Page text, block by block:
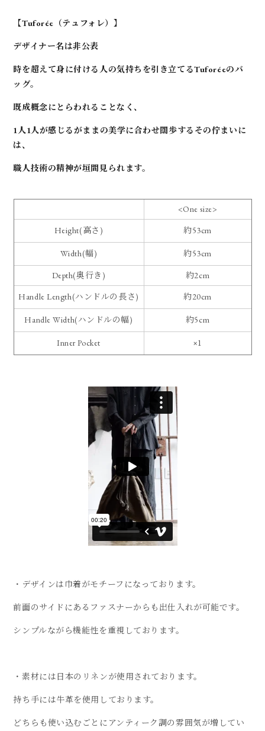
【Tuforée（テュフォレ）】
デザイナー名は非公表
時を超えて身に付ける人の気持ちを引き立てるTuforéeのバ
ッグ。
既成概念にとらわれることなく、
1人1人が感じるがままの美学に合わせ闊歩するその佇まいに
は、
職人技術の精神が垣間見られます。
<One size>
Height(高さ)
約53cm
Width(幅) 約53cm
Depth(奥行き)
約2cm
Handle Length(ハンドルの長さ)
約20cm
Handle Width(ハンドルの幅) 約5cm
Inner Pocket ×1
・デザインは巾着がモチーフになっております。
前面のサイドにあるファスナーからも出仕入れが可能です。
シンプルながら機能性を重視しております。
・素材には日本のリネンが使用されております。
持ち手には牛革を使用しております。
どちらも使い込むごとにアンティーク調の雰囲気が増してい